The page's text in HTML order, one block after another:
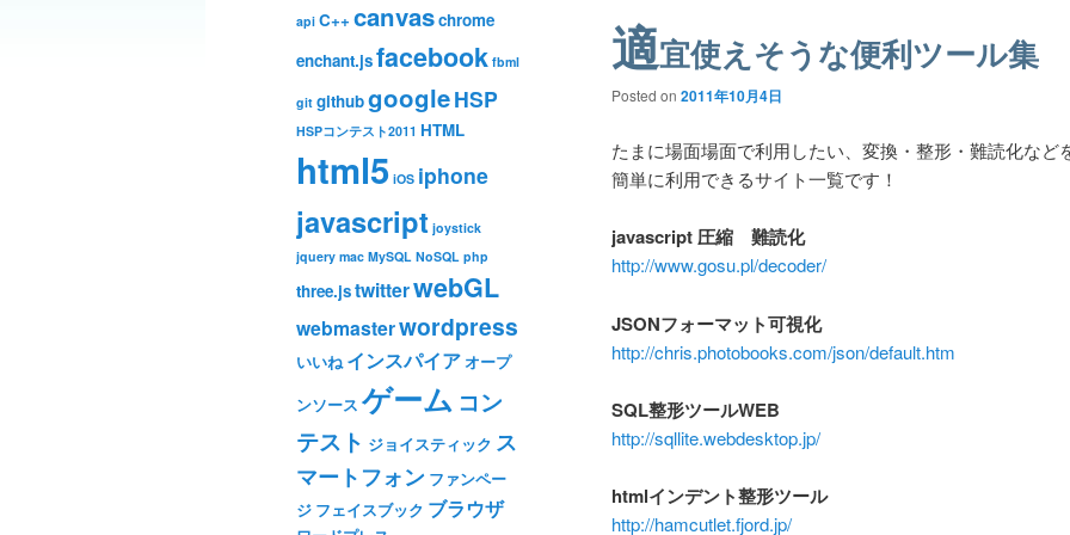
適宜使えそうな便利ツール集
Posted on 2011年10月4日
たまに場面場面で利用したい、変換・整形・難読化など
簡単に利用できるサイト一覧です！
javascript 圧縮 難読化
http://www.gosu.pl/decoder/
JSONフォーマット可視化
http://chris.photobooks.com/json/default.htm
SQL整形ツールWEB
http://sqllite.webdesktop.jp/
htmlインデント整形ツール
http://hamcutlet.fjord.jp/
api C++ canvaschrome
enchant.jsfacebook fbml
git githubgoogleHSP
HSPコンテスト2011 HTML
html5 iOS iphone
javascript joystick
jquery mac MySQL NoSQL php
three.jstwitterwebGL
webmasterwordpress
いいね インスパイアオープ
ンソース ゲーム コン
テスト ジョイスティック ス
マートフォン ファンペー
ジ フェイスブック ブラウザ